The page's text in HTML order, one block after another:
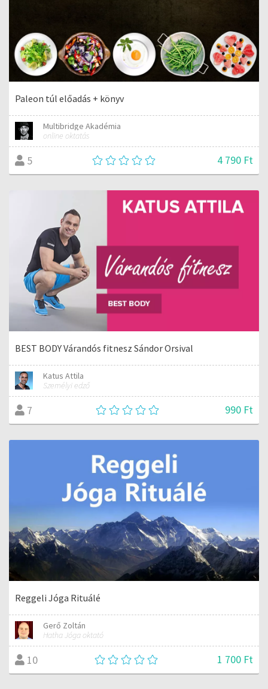
Paleon túl előadás + könyv
Multibridge Akadémia
online oktatás
5 4 790 Ft
BEST BODY Várandós fitnesz Sándor Orsival
Katus Attila
Személyi edző
7 990 Ft
Reggeli Jóga Rituálé
Gerő Zoltán
Hatha Jóga oktató
10 1 700 Ft